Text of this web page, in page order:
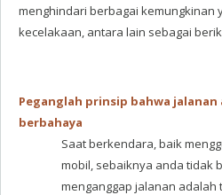
menghindari berbagai kemungkinan
kecelakaan, antara lain sebagai
Peganglah prinsip bahwa
berbahaya
Saat berkendara, baik
mobil, sebaiknya anda tidak
menganggap jalanan adalah